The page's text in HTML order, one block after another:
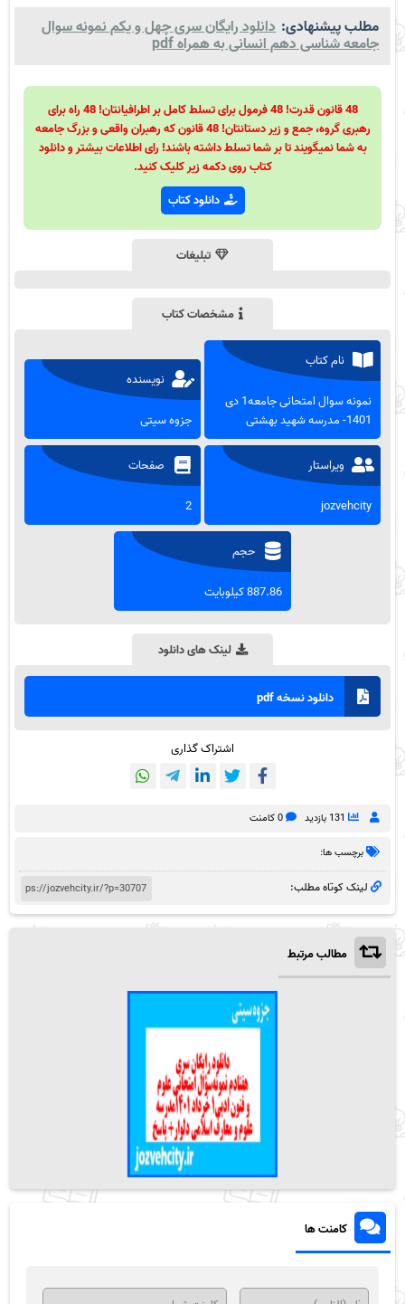
مطلب پیشنهادی: دانلود رایگان سری چهل و یکم نمونه سوال
جامعه شناسی دهم انسانی به همراه pdf
48 قانون قدرت! 48 فرمول برای تسلط کامل بر اطرافیانتان! 48 راه برای
رهبری گروه، جمع و زیر دستانتان! 48 قانون که رهبران واقعی و بزرگ جامعه
به شما نمیگویند تا بر شما تسلط داشته باشند! رای اطلاعات بیشتر و دانلود
کتاب روی دکمه زیر کلیک کنید.
دانلود کتاب
تبلیغات
مشخصات کتاب
نام کتاب
نمونه سوال امتحانی جامعه1 دی
1401- مدرسه شهید بهشتی
نویسنده
جزوه سیتی
ویراستار
jozvehcity
صفحات
2
حجم
887.86 کیلوبایت
لینک های دانلود
دانلود نسخه pdf
اشتراک گذاری
131 بازدید 0 کامنت
برچسب ها:
لینک کوتاه مطلب:
مطالب مرتبط
کامنت ها